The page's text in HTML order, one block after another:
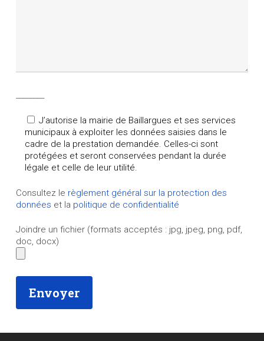
J’autorise la mairie de Baillargues et ses services
municipaux à exploiter les données saisies dans le
cadre de la prestation demandée. Celles-ci sont
protégées et seront conservées pendant la durée
légale et celle de leur utilité.
Consultez le règlement général sur la protection des
données et la politique de confidentialité
Joindre un fichier (formats acceptés : jpg, jpeg, png, pdf,
doc, docx)